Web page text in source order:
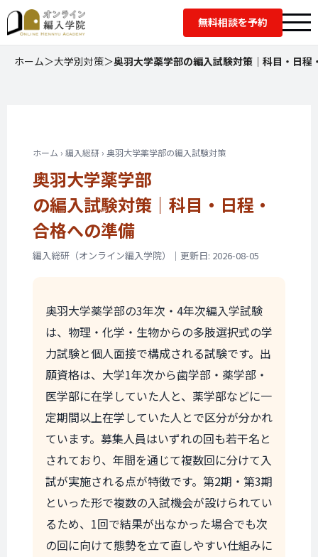
無料相談を予約
ホーム＞大学別対策＞奥羽大学薬学部の編入試験対策｜科目・日程
ホーム › 編入総研 › 奥羽大学薬学部の編入試験対策
奥羽大学薬学部
の編入試験対策｜ 科目・日程・
合格への準備
編入総研（オンライン編入学院）｜更新日: 2026-08-05
奥羽大学薬学部の3年次・4年次編入学試験
は、物理・化学・生物からの多肢選択式の学
力試験と個人面接で構成される試験です。出
願資格は、大学1年次から歯学部・薬学部・
医学部に在学していた人と、薬学部などに一
定期間以上在学していた人とで区分が分かれ
ています。募集人員はいずれの回も若干名と
されており、年間を通じて複数回に分けて入
試が実施される点が特徴です。第2期・第3期
といった形で複数の入試機会が設けられてい
るため、1回で結果が出なかった場合でも次
の回に向けて態勢を立て直しやすい仕組みに